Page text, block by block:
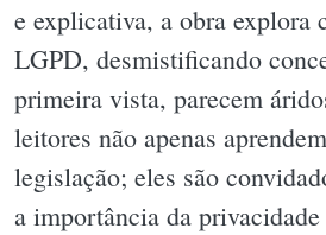
e explicativa, a obra explora
LGPD, desmistificando
primeira vista, parecem
leitores não apenas
legislação; eles são
a importância da